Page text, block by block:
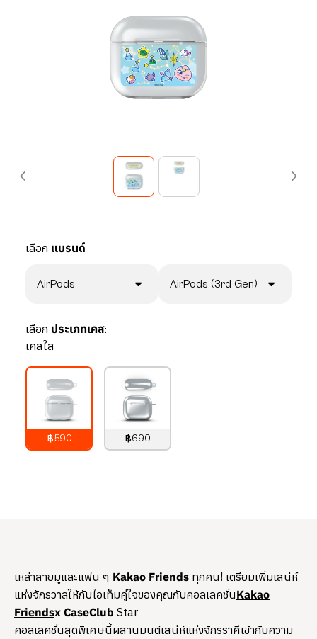
เลือก แบรนด์
AirPods AirPods (3rd Gen)
เลือก ประเภทเคส:
เคสใส
฿590
฿690
เหล่าสายมูและแฟน ๆ Kakao Friends ทุกคน! เตรียมเพิ่มเสน่ห์
แห่งจักรวาลให้กับไอเท็มคู่ใจของคุณกับคอลเลคชั่นKakao
Friendsx CaseClub Star
คอลเลคชั่นสุดพิเศษนี้ผสานมนต์เสน่ห์แห่งจักรราศีเข้ากับความ